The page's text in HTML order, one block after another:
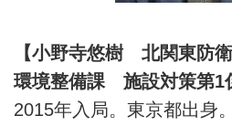
【小野寺悠樹 北関東
環境整備課 施設対策第1
2015年入局。東京都出身